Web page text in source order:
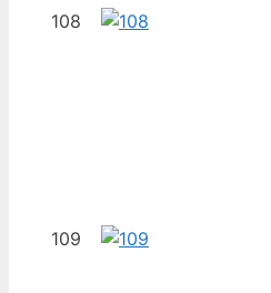
108
109